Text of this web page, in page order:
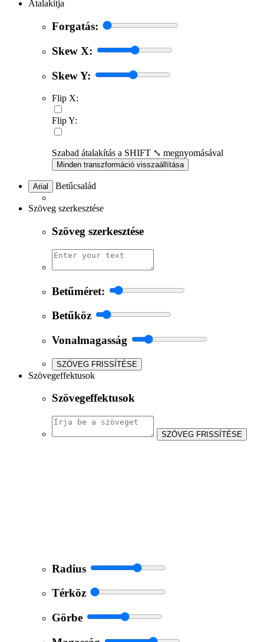
Átalakítja
Forgatás:
Skew X:
Skew Y:
Flip X:
Flip Y:
Szabad átalakítás a SHIFT ⤡ megnyomásával
Minden transzformáció visszaállítása
Arial Betűcsalád
Szöveg szerkesztése
Szöveg szerkesztése
Betűméret:
Betűköz
Vonalmagasság
SZÖVEG FRISSÍTÉSE
Szövegeffektusok
Szövegeffektusok
SZÖVEG FRISSÍTÉSE
Radius
Térköz
Görbe